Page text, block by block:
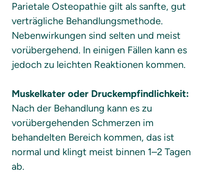
Parietale Osteopathie gilt als sanfte, gut
verträgliche Behandlungsmethode.
Nebenwirkungen sind selten und meist
vorübergehend. In einigen Fällen kann es
jedoch zu leichten Reaktionen kommen.
Muskelkater oder Druckempfindlichkeit:
Nach der Behandlung kann es zu
vorübergehenden Schmerzen im
behandelten Bereich kommen, das ist
normal und klingt meist binnen 1–2 Tagen
ab.